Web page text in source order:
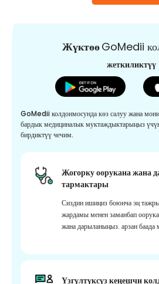
ЖүктөөGoMedii
жеткиликтүү
GoMedii колдонмосунда көз салуу жана
бардык медициналык муктаждыктарыңыз үчүн
бирдиктүү чечим.
Жогорку оорукана жана
тармактары
Сиздин ишиңиз боюнча эң
жардамы менен заманбап
жана дарыланыңыз. арзан
Үзгүлтүксүз кеңешчи